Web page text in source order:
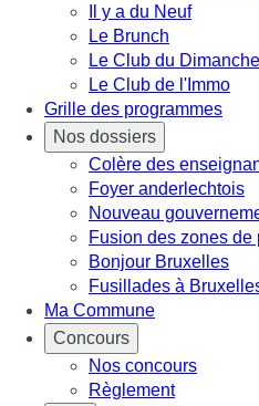
Il y a du Neuf
Le Brunch
Le Club du Dimanche
Le Club de l'Immo
Grille des programmes
Nos dossiers
Colère des
Foyer anderlechtois
Nouveau
Fusion des zones de
Bonjour Bruxelles
Fusillades à
Ma Commune
Concours
Nos concours
Règlement